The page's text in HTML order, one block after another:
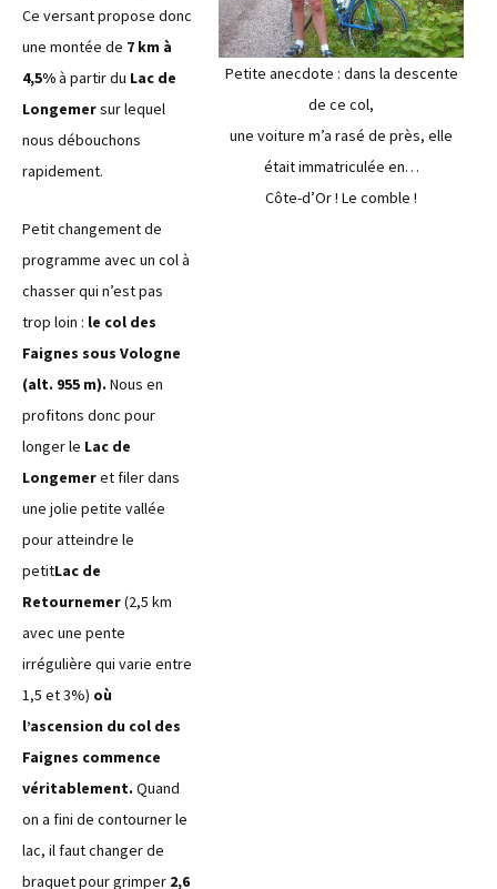
Ce versant propose donc
une montée de 7 km à
4,5%à partir du Lac de
Longemersur lequel
nous débouchons
rapidement.
Petit changement de
programme avec un col à
chasser qui n’est pas
trop loin : le col des
Faignes sous Vologne
(alt. 955 m). Nous en
profitons donc pour
longer le Lac de
Longemeret filer dans
une jolie petite vallée
pour atteindre le
petitLac de
Retournemer(2,5 km
avec une pente
irrégulière qui varie entre
1,5 et 3%) où
l’ascension du col des
Faignes commence
véritablement. Quand
on a fini de contourner le
lac, il faut changer de
braquet pour grimper 2,6
Petite anecdote : dans la descente
de ce col,
une voiture m’a rasé de près, elle
était immatriculée en…
Côte-d’Or ! Le comble !